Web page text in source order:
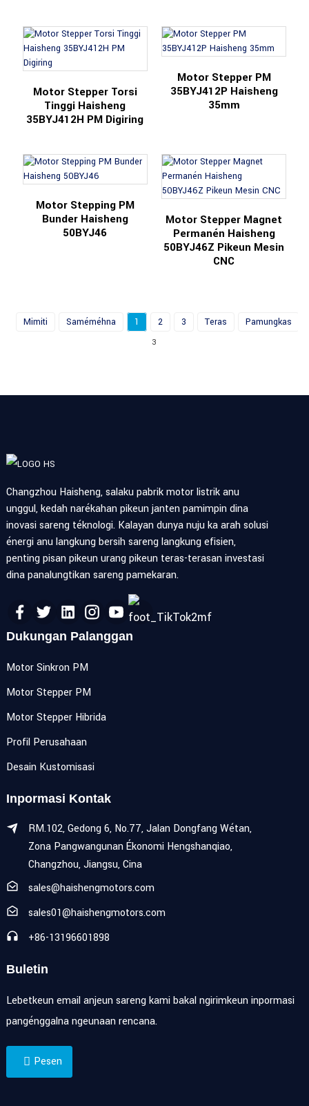
Motor Stepper Torsi
Tinggi Haisheng
35BYJ412H PM Digiring
Motor Stepper PM
35BYJ412P Haisheng
35mm
Motor Stepping PM
Bunder Haisheng
50BYJ46
Motor Stepper Magnet
Permanén Haisheng
50BYJ46Z Pikeun Mesin
CNC
Mimiti Saméméhna 1 2 3 Teras Pamungkas
3
Changzhou Haisheng, salaku pabrik motor listrik anu
unggul, kedah narékahan pikeun janten pamimpin dina
inovasi sareng téknologi. Kalayan dunya nuju ka arah solusi
énergi anu langkung bersih sareng langkung efisien,
penting pisan pikeun urang pikeun teras-terasan investasi
dina panalungtikan sareng pamekaran.
Dukungan Palanggan
Motor Sinkron PM
Motor Stepper PM
Motor Stepper Hibrida
Profil Perusahaan
Desain Kustomisasi
Inpormasi Kontak
RM.102, Gedong 6, No.77, Jalan Dongfang Wétan,
Zona Pangwangunan Ékonomi Hengshanqiao,
Changzhou, Jiangsu, Cina
sales@haishengmotors.com
sales01@haishengmotors.com
+86-13196601898
Buletin
Lebetkeun email anjeun sareng kami bakal ngirimkeun inpormasi
pangénggalna ngeunaan rencana.
Pesen